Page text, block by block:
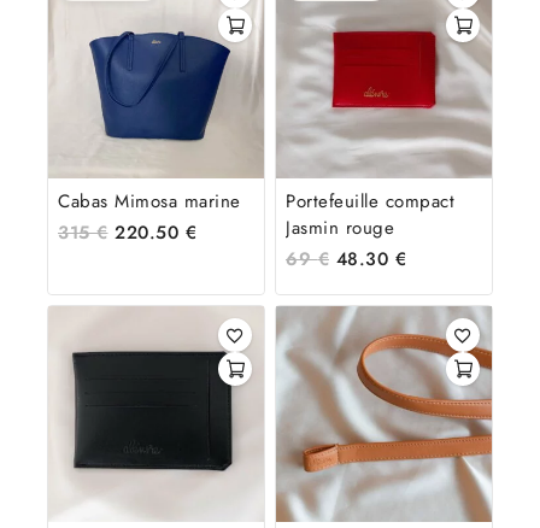
Cabas Mimosa marine
315€ 220.50 €
Portefeuille compact
Jasmin rouge
69€ 48.30 €